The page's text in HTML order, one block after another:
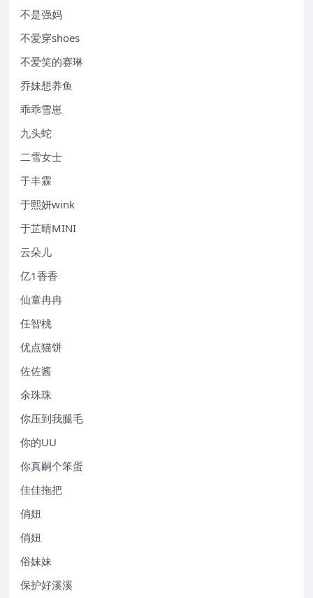
不是强妈
不爱穿shoes
不爱笑的赛琳
乔妹想养鱼
乖乖雪崽
九头蛇
二雪女士
于丰霖
于熙妍wink
于芷晴MINI
云朵儿
亿1香香
仙童冉冉
任智桃
优点猫饼
佐佐酱
余珠珠
你压到我腿毛
你的UU
你真嗣个笨蛋
佳佳拖把
俏妞
俏妞
俗妹妹
保护好溪溪